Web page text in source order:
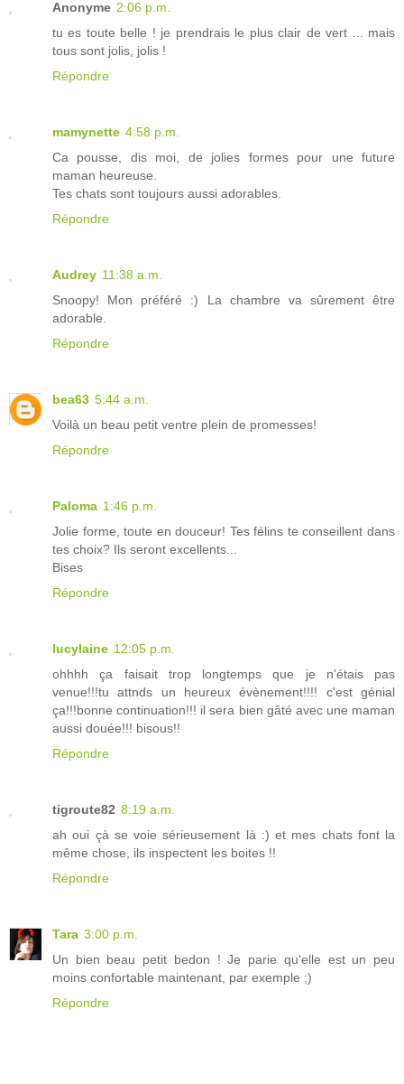
Anonyme 2:06 p.m.
tu es toute belle ! je prendrais le plus clair de vert ... mais
tous sont jolis, jolis !
Répondre
mamynette 4:58 p.m.
Ca pousse, dis moi, de jolies formes pour une future
maman heureuse.
Tes chats sont toujours aussi adorables.
Répondre
Audrey 11:38 a.m.
Snoopy! Mon préféré :) La chambre va sûrement être
adorable.
Répondre
bea63 5:44 a.m.
Voilà un beau petit ventre plein de promesses!
Répondre
Paloma 1:46 p.m.
Jolie forme, toute en douceur! Tes félins te conseillent dans
tes choix? Ils seront excellents...
Bises
Répondre
lucylaine 12:05 p.m.
ohhhh ça faisait trop longtemps que je n'étais pas
venue!!!tu attnds un heureux évènement!!!! c'est génial
ça!!!bonne continuation!!! il sera bien gâté avec une maman
aussi douée!!! bisous!!
Répondre
tigroute82 8:19 a.m.
ah oui çà se voie sérieusement là :) et mes chats font la
même chose, ils inspectent les boites !!
Répondre
Tara 3:00 p.m.
Un bien beau petit bedon ! Je parie qu'elle est un peu
moins confortable maintenant, par exemple ;)
Répondre